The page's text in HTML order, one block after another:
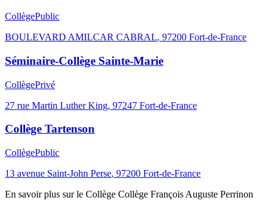
CollègePublic
BOULEVARD AMILCAR CABRAL, 97200 Fort-de-France
Séminaire-Collège Sainte-Marie
CollègePrivé
27 rue Martin Luther King, 97247 Fort-de-France
Collège Tartenson
CollègePublic
13 avenue Saint-John Perse, 97200 Fort-de-France
En savoir plus sur le Collège Collège François Auguste Perrinon